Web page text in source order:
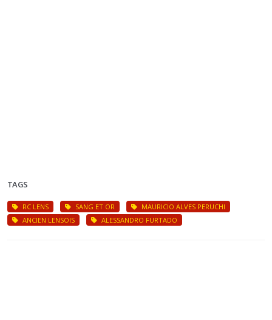
TAGS
RC LENS SANG ET OR
MAURICIO ALVES PERUCHI
ANCIEN LENSOIS
ALESSANDRO FURTADO